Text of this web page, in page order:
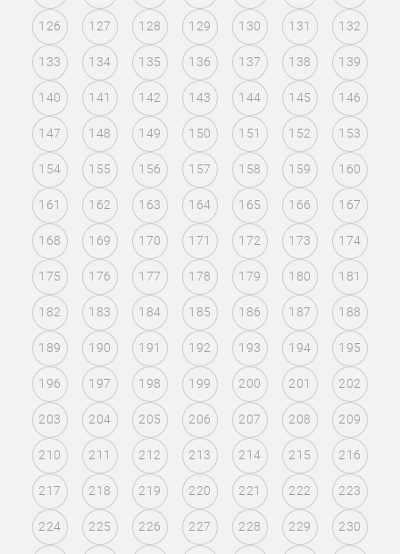
126 127 128 129 130 131 132
133 134 135 136 137 138 139
140 141 142 143 144 145 146
147 148 149 150 151 152 153
154 155 156 157 158 159 160
161 162 163 164 165 166 167
168 169 170 171 172 173 174
175 176 177 178 179 180 181
182 183 184 185 186 187 188
189 190 191 192 193 194 195
196 197 198 199 200 201 202
203 204 205 206 207 208 209
210 211 212 213 214 215 216
217 218 219 220 221 222 223
224 225 226 227 228 229 230